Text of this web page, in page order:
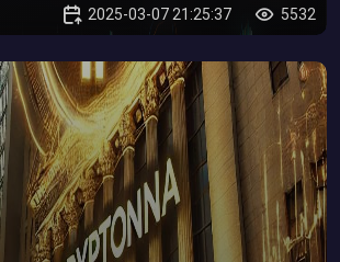
2025-03-07 21:25:37 5532